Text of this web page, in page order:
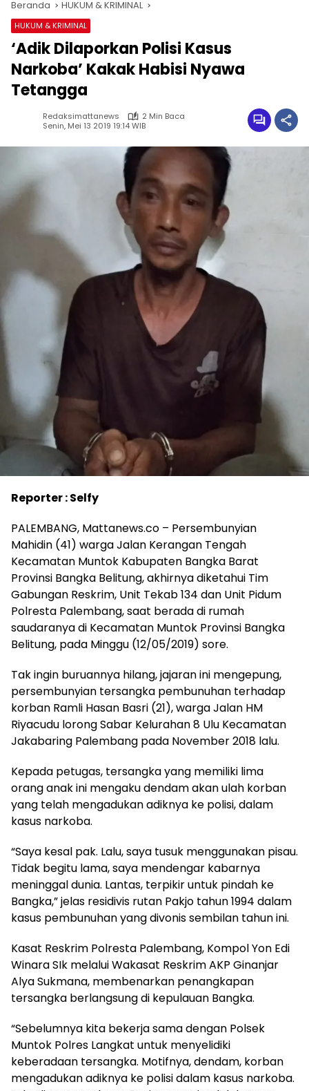
Beranda HUKUM & KRIMINAL
HUKUM & KRIMINAL
‘Adik Dilaporkan Polisi Kasus
Narkoba’ Kakak Habisi Nyawa
Tetangga
Redaksimattanews
2 Min Baca
Senin, Mei 13 2019 19:14 WIB
Reporter : Selfy
PALEMBANG, Mattanews.co – Persembunyian
Mahidin (41) warga Jalan Kerangan Tengah
Kecamatan Muntok Kabupaten Bangka Barat
Provinsi Bangka Belitung, akhirnya diketahui Tim
Gabungan Reskrim, Unit Tekab 134 dan Unit Pidum
Polresta Palembang, saat berada di rumah
saudaranya di Kecamatan Muntok Provinsi Bangka
Belitung, pada Minggu (12/05/2019) sore.
Tak ingin buruannya hilang, jajaran ini mengepung,
persembunyian tersangka pembunuhan terhadap
korban Ramli Hasan Basri (21), warga Jalan HM
Riyacudu lorong Sabar Kelurahan 8 Ulu Kecamatan
Jakabaring Palembang pada November 2018 lalu.
Kepada petugas, tersangka yang memiliki lima
orang anak ini mengaku dendam akan ulah korban
yang telah mengadukan adiknya ke polisi, dalam
kasus narkoba.
“Saya kesal pak. Lalu, saya tusuk menggunakan pisau.
Tidak begitu lama, saya mendengar kabarnya
meninggal dunia. Lantas, terpikir untuk pindah ke
Bangka,” jelas residivis rutan Pakjo tahun 1994 dalam
kasus pembunuhan yang divonis sembilan tahun ini.
Kasat Reskrim Polresta Palembang, Kompol Yon Edi
Winara SIk melalui Wakasat Reskrim AKP Ginanjar
Alya Sukmana, membenarkan penangkapan
tersangka berlangsung di kepulauan Bangka.
“Sebelumnya kita bekerja sama dengan Polsek
Muntok Polres Langkat untuk menyelidiki
keberadaan tersangka. Motifnya, dendam, korban
mengadukan adiknya ke polisi dalam kasus narkoba.